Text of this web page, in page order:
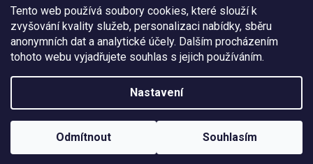
Tento web používá soubory cookies, které slouží k
zvyšování kvality služeb, personalizaci nabídky, sběru
anonymních dat a analytické účely. Dalším procházením
tohoto webu vyjadřujete souhlas s jejich používáním.
Nastavení
Odmítnout Souhlasím
Copyright 2026Botička. Všechna práva vyhrazena.